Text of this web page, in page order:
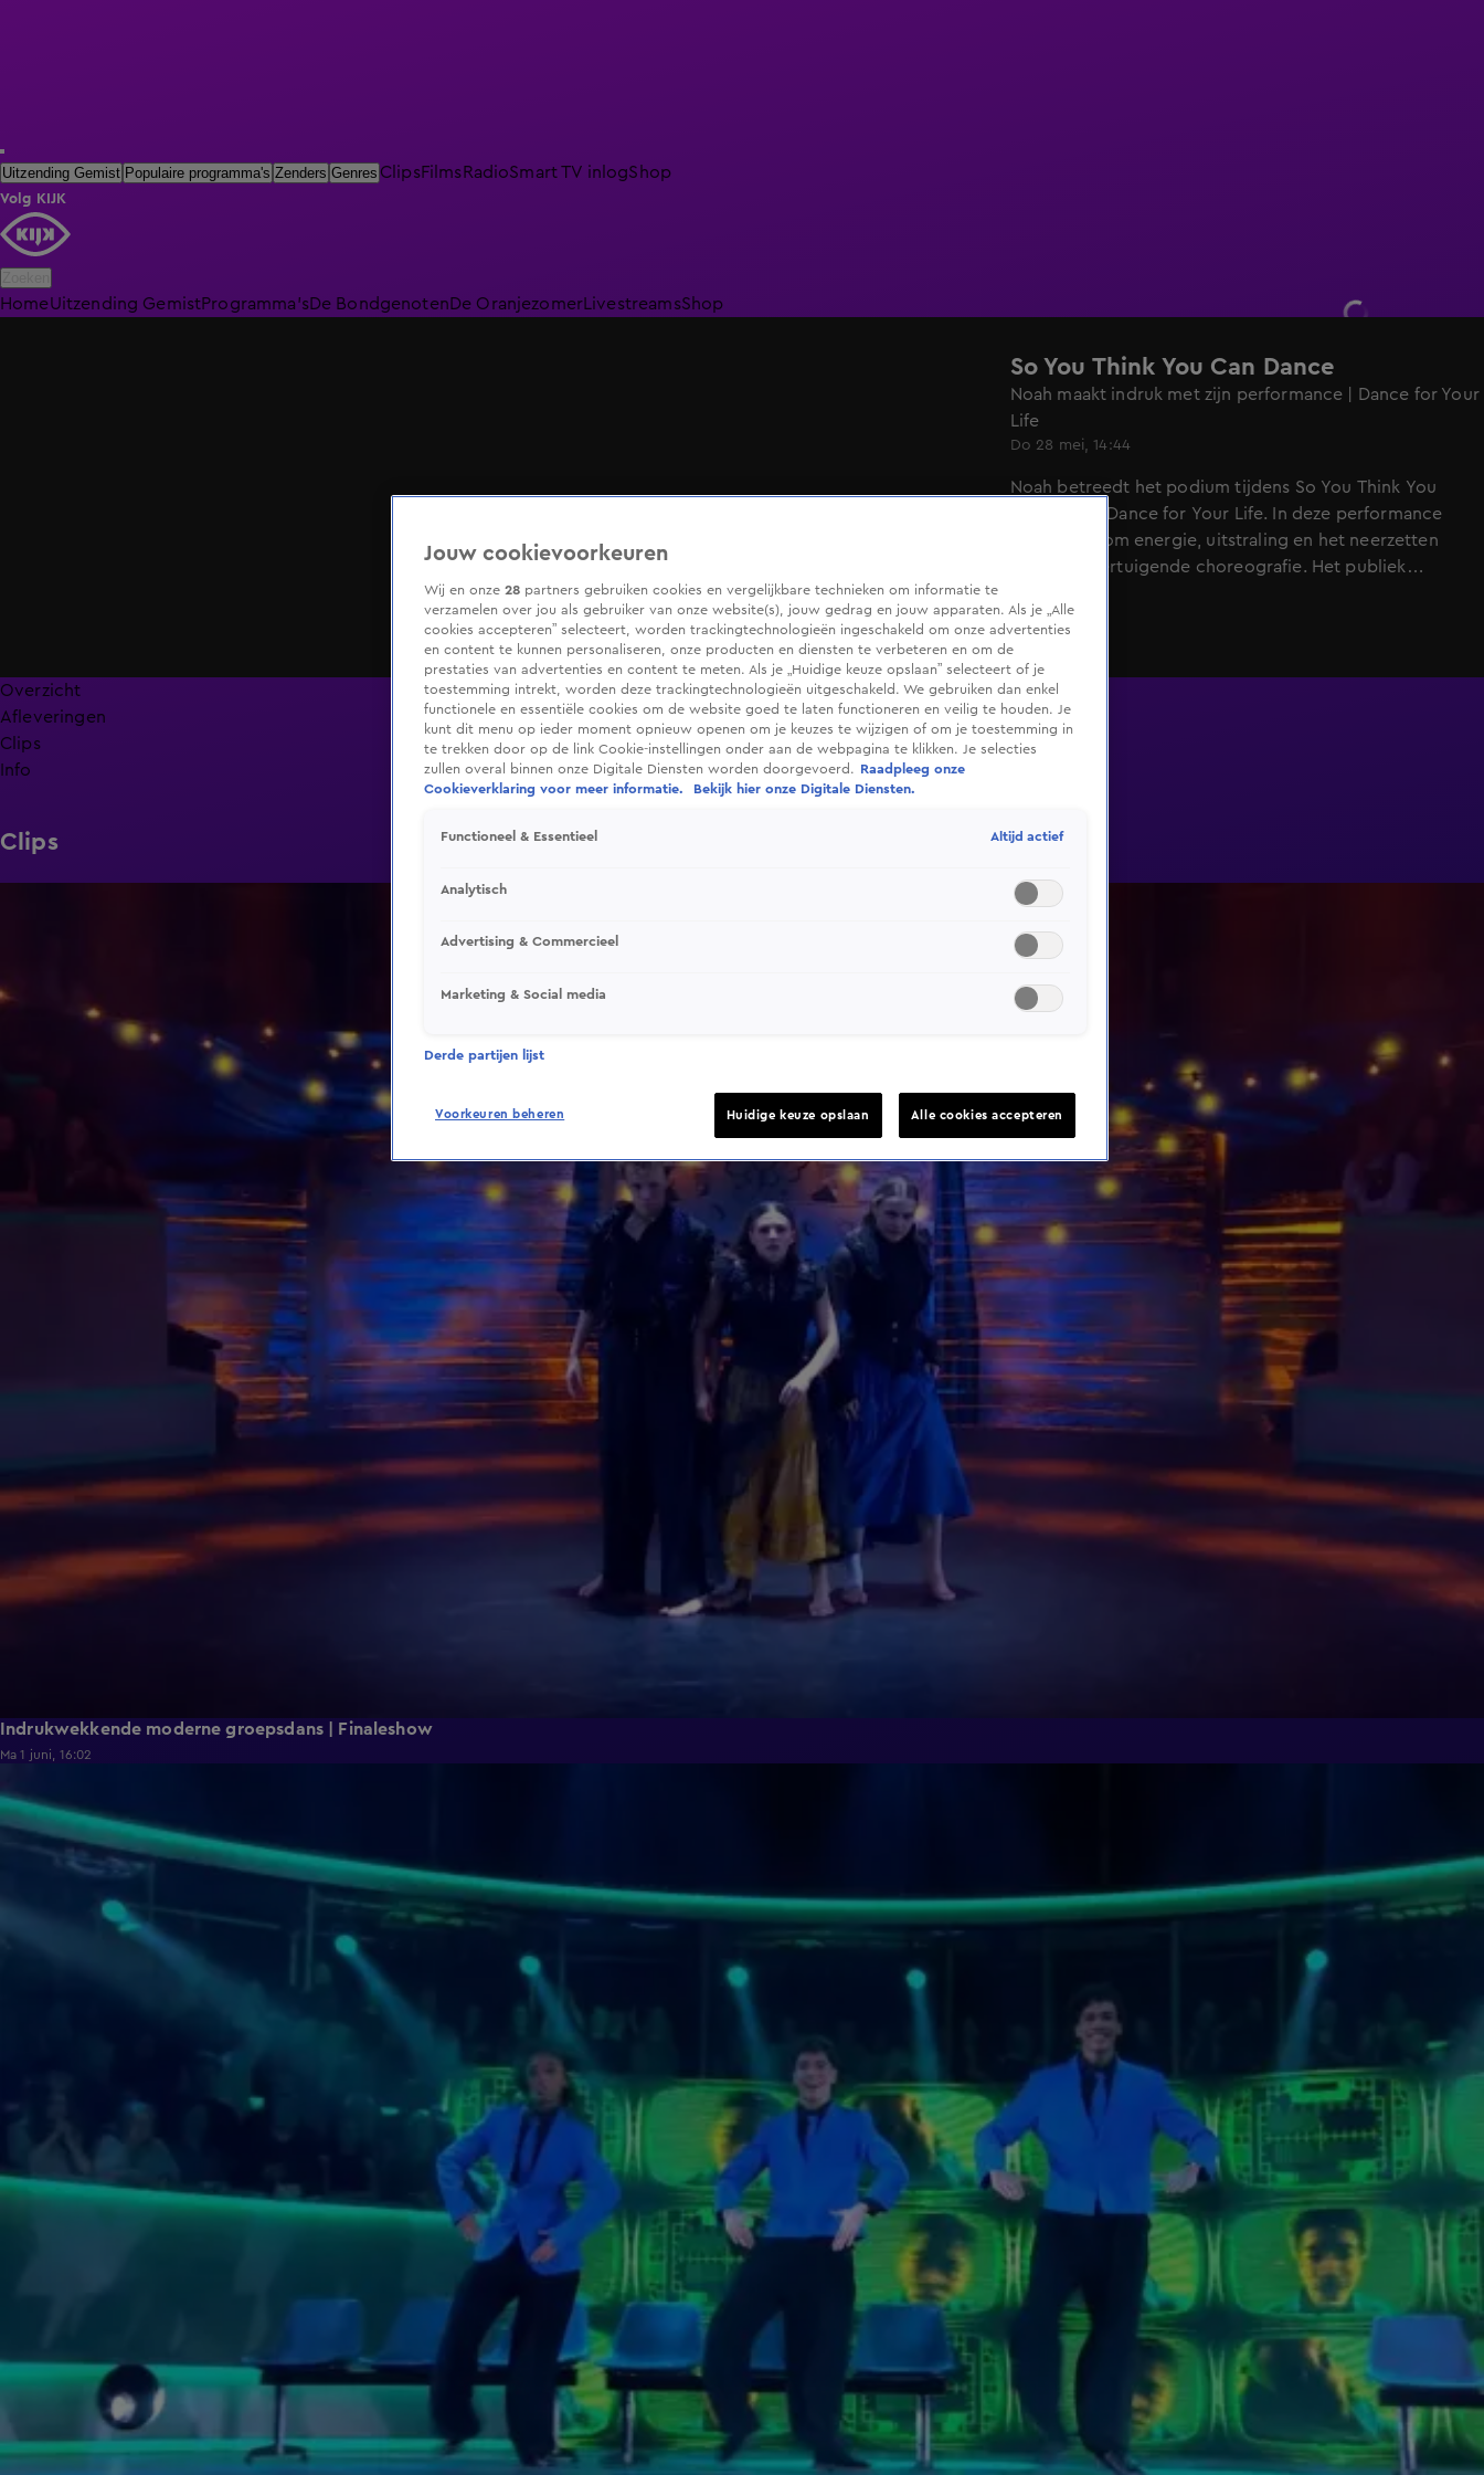
Uitzending Gemist Populaire programma's Zenders Genres ClipsFilmsRadioSmart TV inlogShop
Volg KIJK
HomeUitzending GemistProgramma'sDe BondgenotenDe Oranjezomer LivestreamsShop
So You Think You Can Dance
Noah maakt indruk met zijn performance | Dance for Your
Life
Do 28 mei, 14:44
Noah betreedt het podium tijdens So You Think You
Can Dance: Dance for Your Life. In deze performance
draait alles om energie, uitstraling en het neerzetten
van een overtuigende choreografie. Het publiek
nog maar vier plekken in de finale op het spel moet
Noah ook de jury volledig zien te overtuigen. Weet hij
zich met zijn performance naar de volgende ronde te
dansen?
Overzicht
Afleveringen
Clips
Info
Clips
Indrukwekkende moderne groepsdans | Finaleshow
Ma 1 juni, 16:02
Jouw cookievoorkeuren
Wij en onze 28 partners gebruiken cookies en vergelijkbare technieken om informatie te
verzamelen over jou als gebruiker van onze website(s), jouw gedrag en jouw apparaten. Als je „Alle
cookies accepteren” selecteert, worden trackingtechnologieën ingeschakeld om onze advertenties
en content te kunnen personaliseren, onze producten en diensten te verbeteren en om de
prestaties van advertenties en content te meten. Als je „Huidige keuze opslaan” selecteert of je
toestemming intrekt, worden deze trackingtechnologieën uitgeschakeld. We gebruiken dan enkel
functionele en essentiële cookies om de website goed te laten functioneren en veilig te houden. Je
kunt dit menu op ieder moment opnieuw openen om je keuzes te wijzigen of om je toestemming in
te trekken door op de link Cookie-instellingen onder aan de webpagina te klikken. Je selecties
zullen overal binnen onze Digitale Diensten worden doorgevoerd.
Raadpleeg onze
Cookieverklaring voor meer informatie.
Bekijk hier onze Digitale Diensten.
Functioneel & Essentieel Altijd actief
Analytisch
Advertising & Commercieel
Marketing & Social media
Derde partijen lijst
Voorkeuren beheren Huidige keuze opslaan Alle cookies accepteren